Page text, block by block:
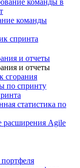
команды в
команды
спринта
и отчеты
и отчеты
сгорания
по спринту
статистика по
расширения Agile